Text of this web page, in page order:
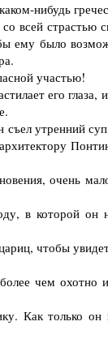
нибудь
всей страстью
ему было
участью!
его глаза,
утренний
очень
в которой он
чтобы
чем охотно
Как только